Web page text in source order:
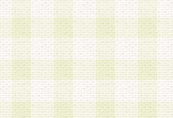
1.会員は、会員登録後、本
加する際には、前条に基づ
スワードを使用するものと
2.登録の際に当社が付与し
の使用に関しては、全て会
3.会員は、当社から付与さ